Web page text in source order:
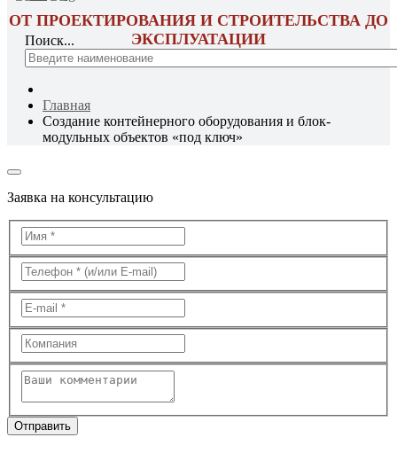
ОТ ПРОЕКТИРОВАНИЯ И СТРОИТЕЛЬСТВА ДО
ЭКСПЛУАТАЦИИ
Поиск...
Главная
Создание контейнерного оборудования и блок-
модульных объектов «под ключ»
Заявка на консультацию